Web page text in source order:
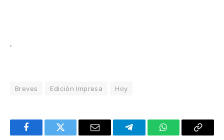
.
Breves Edición Impresa Hoy
FacebookTwitter Email TelegramWhatsAppCopy